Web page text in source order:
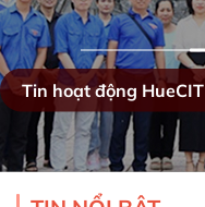
Tin hoạt động HueCIT